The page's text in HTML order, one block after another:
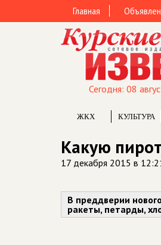
Главная
Сегодня: 08
ЖКХ КУЛЬТУРА
Какую
17 декабря 2015 в
В преддверии
ракеты, петарды,